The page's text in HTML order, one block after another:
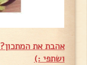
אהבת את
ושתפי :)